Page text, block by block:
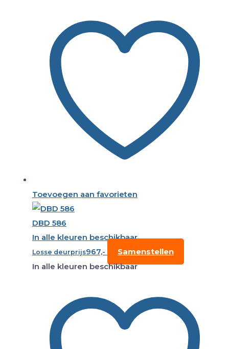
Toevoegen aan favorieten
DBD 586
In alle kleuren beschikbaar
Losse deurprijs967,-
Samenstellen
In alle kleuren beschikbaar